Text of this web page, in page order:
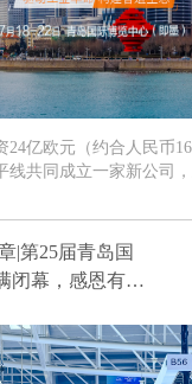
24亿欧元（约合人民币
线共同成立一家新公司，
|第25届青岛国
闭幕，感恩有你